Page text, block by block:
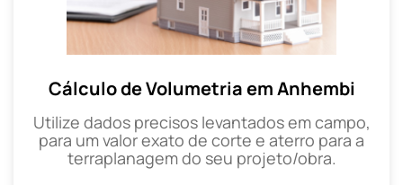
Cálculo de Volumetria em Anhembi
Utilize dados precisos levantados em campo,
para um valor exato de corte e aterro para a
terraplanagem do seu projeto/obra.